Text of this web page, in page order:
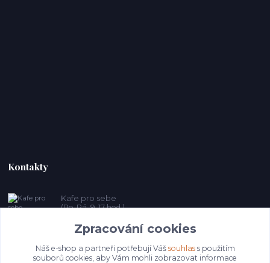
Kontakty
Kafe pro sebe
(Po-Pá, 9-17 hod.)
prosebeunicov@seznam.cz
Zpracování cookies
Náš e-shop a partneři potřebují Váš souhlass použitím
souborů cookies, aby Vám mohli zobrazovat informace